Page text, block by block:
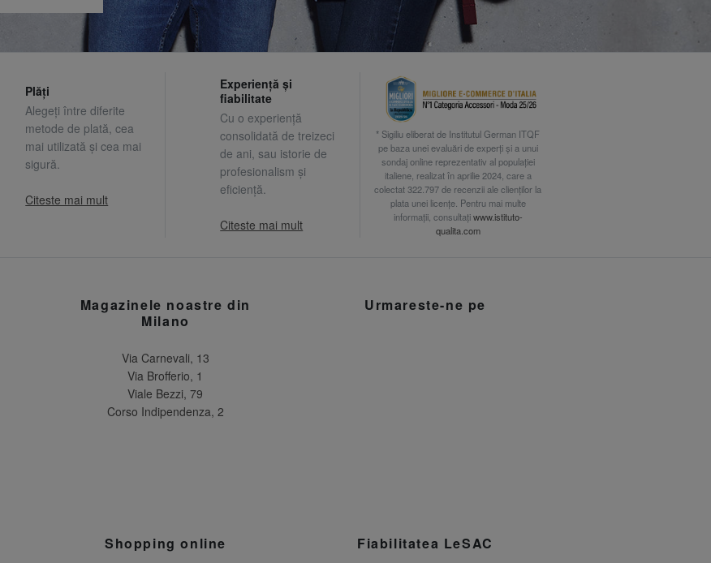
Plăți
Alegeți între diferite
metode de plată, cea
mai utilizată și cea mai
sigură.
Citeste mai mult
Experiență și
fiabilitate
Cu o experiență
consolidată de treizeci
de ani, sau istorie de
profesionalism și
eficiență.
Citeste mai mult
* Sigiliu eliberat de Institutul German ITQF
pe baza unei evaluări de experți și a unui
sondaj online reprezentativ al populației
italiene, realizat în aprilie 2024, care a
colectat 322.797 de recenzii ale clienților la
plata unei licențe. Pentru mai multe
informații, consultațiwww.istituto-
qualita.com
Magazinele noastre din
Milano
Via Carnevali, 13
Via Brofferio, 1
Viale Bezzi, 79
Corso Indipendenza, 2
Urmareste-ne pe
Shopping online Fiabilitatea LeSAC